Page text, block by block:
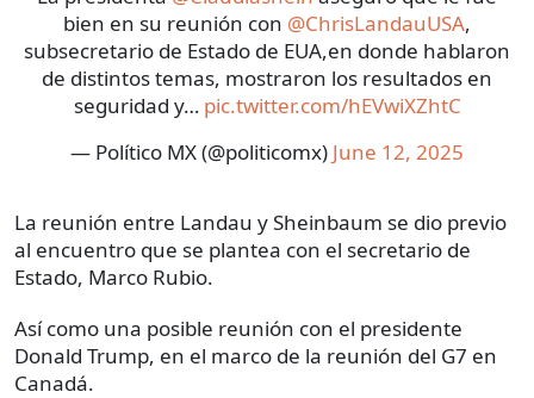
bien en su reunión con @ChrisLandauUSA,
subsecretario de Estado de EUA,en donde hablaron
de distintos temas, mostraron los resultados en
seguridad y… pic.twitter.com/hEVwiXZhtC
— Político MX (@politicomx) June 12, 2025
La reunión entre Landau y Sheinbaum se dio previo
al encuentro que se plantea con el secretario de
Estado, Marco Rubio.
Así como una posible reunión con el presidente
Donald Trump, en el marco de la reunión del G7 en
Canadá.